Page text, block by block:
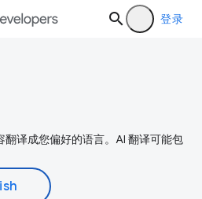
登录
译成您偏好的语言。AI 翻译可能包